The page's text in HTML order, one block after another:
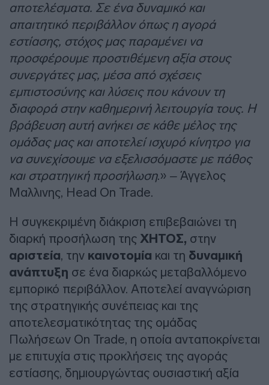
αποτελέσματα. Σε ένα δυναμικό και
απαιτητικό περιβάλλον όπως η αγορά
εστίασης, στόχος μας παραμένει να
προσφέρουμε προστιθέμενη αξία στους
συνεργάτες μας, μέσα από σχέσεις
εμπιστοσύνης και λύσεις που κάνουν τη
διαφορά στην καθημερινή λειτουργία τους. Η
βράβευση αυτή ανήκει σε κάθε μέλος της
ομάδας μας και αποτελεί ισχυρό κίνητρο για
να συνεχίσουμε να εξελισσόμαστε με πάθος
και στρατηγική προσήλωση.» – Άγγελος
Μαλλινης, Head On Trade.
Η συγκεκριμένη διάκριση επιβεβαιώνει τη
διαρκή προσήλωση της ΧΗΤΟΣ, στην
αριστεία, την καινοτομία και τη δυναμική
ανάπτυξη σε ένα διαρκώς μεταβαλλόμενο
εμπορικό περιβάλλον. Αποτελεί αναγνώριση
της στρατηγικής συνέπειας και της
αποτελεσματικότητας της ομάδας
Πωλήσεων On Trade, η οποία ανταποκρίνεται
με επιτυχία στις προκλήσεις της αγοράς
εστίασης, δημιουργώντας ουσιαστική αξία